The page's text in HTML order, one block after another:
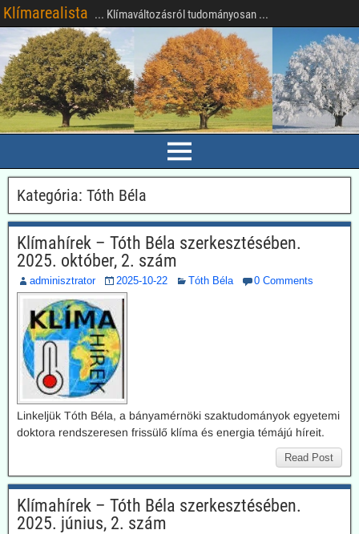
Klímarealista ... Klímaváltozásról tudományosan ...
Kategória: Tóth Béla
Klímahírek – Tóth Béla szerkesztésében.
2025. október, 2. szám
adminisztrator 2025-10-22 Tóth Béla 0 Comments
Linkeljük Tóth Béla, a bányamérnöki szaktudományok egyetemi
doktora rendszeresen frissülő klíma és energia témájú híreit.
Read Post
Klímahírek – Tóth Béla szerkesztésében.
2025. június, 2. szám